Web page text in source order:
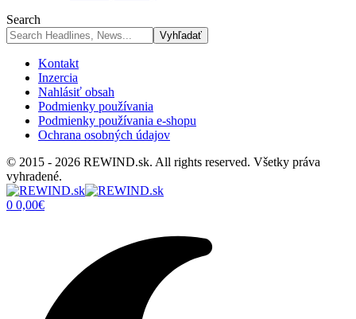
Search
Kontakt
Inzercia
Nahlásiť obsah
Podmienky používania
Podmienky používania e-shopu
Ochrana osobných údajov
© 2015 - 2026 REWIND.sk. All rights reserved. Všetky práva
vyhradené.
0 0,00€